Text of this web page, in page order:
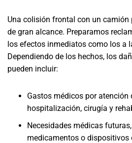
Una colisión frontal con un camión
de gran alcance. Preparamos
los efectos inmediatos como los a
Dependiendo de los hechos, los
pueden incluir:
Gastos médicos por atención
hospitalización, cirugía y
Necesidades médicas
medicamentos o dispositivos